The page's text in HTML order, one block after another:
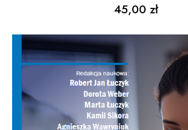
45,00 zł